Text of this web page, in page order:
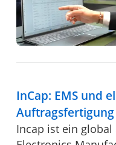
InCap: EMS und
Auftragsfertigung
Incap ist ein